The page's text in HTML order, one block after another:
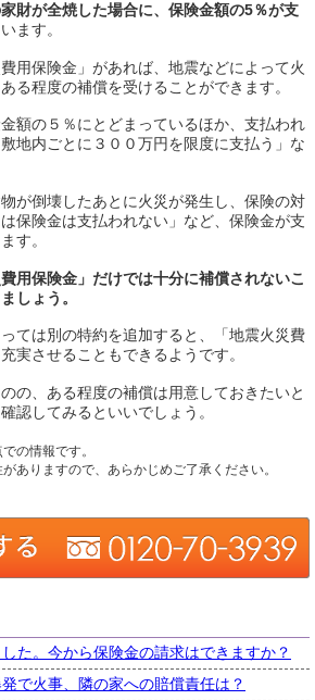
家財が全焼した場合に、保険金額の5％が支
ます。
用保険金」があれば、地震などによって火
る程度の補償を受けることができます。
額の５％にとどまっているほか、支払われ
地内ごとに３００万円を限度に支払う」な
が倒壊したあとに火災が発生し、保険の対
保険金は支払われない」など、保険金が支
す。
費用保険金」だけでは十分に補償されないこ
しょう。
ては別の特約を追加すると、「地震火災費
実させることもできるようです。
の、ある程度の補償は用意しておきたいと
認してみるといいでしょう。
の情報です。
ありますので、あらかじめご了承ください。
た。今から保険金の請求はできますか？
で火事、隣の家への賠償責任は？